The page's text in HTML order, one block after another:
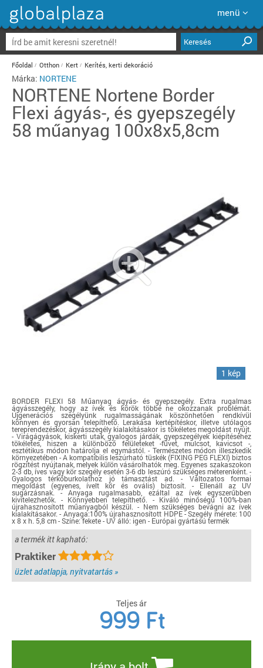
menü
Keresés
Főoldal Otthon Kert Kerítés, kerti dekoráció
Márka: NORTENE
NORTENE Nortene Border
Flexi ágyás-, és gyepszegély
58 műanyag 100x8x5,8cm
1 kép
BORDER FLEXI 58 Műanyag ágyás- és gyepszegély. Extra rugalmas
ágyásszegély, hogy az ívek és körök többé ne okozzanak problémát.
Újgenerációs szegélyünk rugalmasságának köszönhetően rendkívül
könnyen és gyorsan telepíthető. Lerakása kertépítéskor, illetve utólagos
tereprendezéskor, ágyásszegély kialakításakor is tökéletes megoldást nyújt.
- Virágágyások, kiskerti utak, gyalogos járdák, gyepszegélyek kiépítéséhez
tökéletes, hiszen a különböző felületeket -füvet, mulcsot, kavicsot -,
esztétikus módon határolja el egymástól. - Természetes módon illeszkedik
környezetében - A kompatibilis leszúrható tüskék (FIXING PEG FLEXI) biztos
rögzítést nyújtanak, melyek külön vásárolhatók meg. Egyenes szakaszokon
2-3 db, íves vagy kör szegély esetén 3-6 db leszúró szükséges méterenként. -
Gyalogos térkőburkolathoz jó támasztást ad. - Változatos formai
megoldást (egyenes, ívelt kör és ovális) biztosít. - Ellenáll az UV
sugárzásnak. - Anyaga rugalmasabb, ezáltal az ívek egyszerűbben
kivitelezhetők. - Könnyebben telepíthető. - Kiváló minőségű 100%-ban
újrahasznosított műanyagból készül. - Nem szükséges bevágni az ívek
kialakításakor. - Anyaga:100% újrahasznosított HDPE - Szegély mérete: 100
x 8 x h. 5,8 cm - Színe: fekete - UV álló: igen - Európai gyártású termék
a termék itt kapható:
Praktiker
üzlet adatlapja, nyitvatartás »
Teljes ár
999 Ft